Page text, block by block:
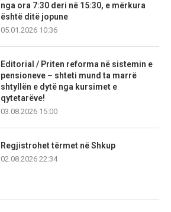
nga ora 7:30 deri në 15:30, e mërkura
është ditë jopune
05.01.2026 10:36
Editorial / Priten reforma në sistemin e
pensioneve – shteti mund ta marrë
shtyllën e dytë nga kursimet e
qytetarëve!
03.08.2026 15:00
Regjistrohet tërmet në Shkup
02.08.2026 22:34